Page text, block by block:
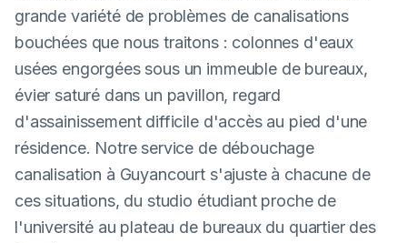
grande variété de problèmes de canalisations
bouchées que nous traitons : colonnes d'eaux
usées engorgées sous un immeuble de bureaux,
évier saturé dans un pavillon, regard
d'assainissement difficile d'accès au pied d'une
résidence. Notre service de débouchage
canalisation à Guyancourt s'ajuste à chacune de
ces situations, du studio étudiant proche de
l'université au plateau de bureaux du quartier des